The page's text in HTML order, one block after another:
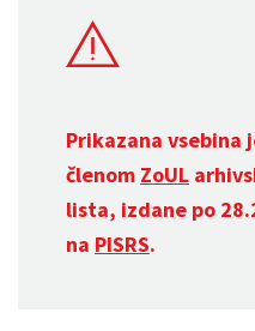
Prikazana vsebina
členom ZoUL
lista, izdane po
na PISRS.